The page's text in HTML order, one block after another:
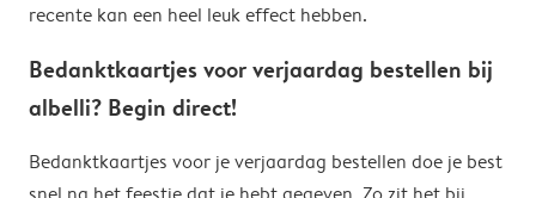
recente kan een heel leuk effect hebben.
Bedanktkaartjes voor verjaardag bestellen bij
albelli? Begin direct!
Bedanktkaartjes voor je verjaardag bestellen doe je best